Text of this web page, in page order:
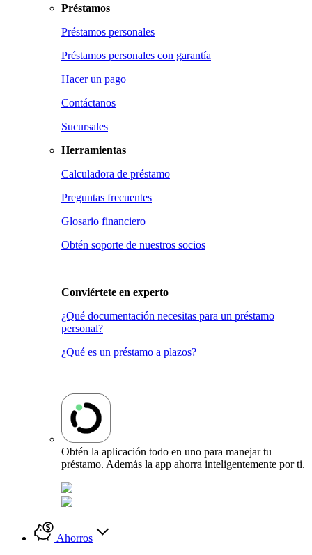
Préstamos
Préstamos personales
Préstamos personales con garantía
Hacer un pago
Contáctanos
Sucursales
Herramientas
Calculadora de préstamo
Preguntas frecuentes
Glosario financiero
Obtén soporte de nuestros socios
Conviértete en experto
¿Qué documentación necesitas para un préstamo
personal?
¿Qué es un préstamo a plazos?
Obtén la aplicación todo en uno para manejar tu
préstamo. Además la app ahorra inteligentemente por ti.
Ahorros